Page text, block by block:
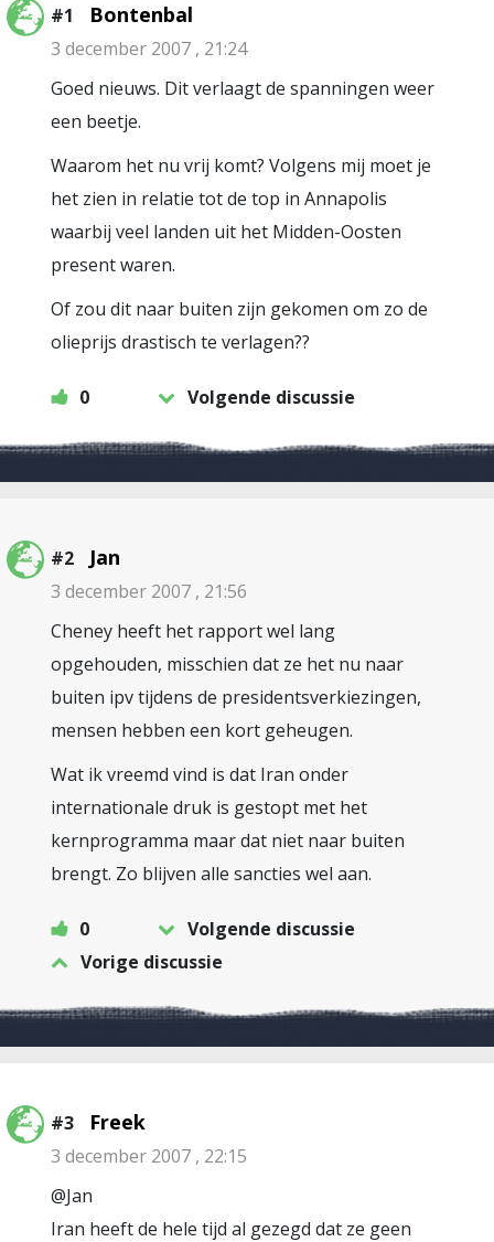
#1 Bontenbal
3 december 2007 , 21:24
Goed nieuws. Dit verlaagt de spanningen weer
een beetje.
Waarom het nu vrij komt? Volgens mij moet je
het zien in relatie tot de top in Annapolis
waarbij veel landen uit het Midden-Oosten
present waren.
Of zou dit naar buiten zijn gekomen om zo de
olieprijs drastisch te verlagen??
0 Volgende discussie
#2 Jan
3 december 2007 , 21:56
Cheney heeft het rapport wel lang
opgehouden, misschien dat ze het nu naar
buiten ipv tijdens de presidentsverkiezingen,
mensen hebben een kort geheugen.
Wat ik vreemd vind is dat Iran onder
internationale druk is gestopt met het
kernprogramma maar dat niet naar buiten
brengt. Zo blijven alle sancties wel aan.
0
Volgende discussie
Vorige discussie
#3 Freek
3 december 2007 , 22:15
@Jan
Iran heeft de hele tijd al gezegd dat ze geen